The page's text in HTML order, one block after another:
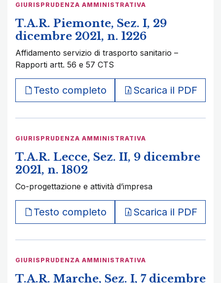
GIURISPRUDENZA AMMINISTRATIVA
T.A.R. Piemonte, Sez. I, 29
dicembre 2021, n. 1226
Affidamento servizio di trasporto sanitario –
Rapporti artt. 56 e 57 CTS
Testo completo Scarica il PDF
GIURISPRUDENZA AMMINISTRATIVA
T.A.R. Lecce, Sez. II, 9 dicembre
2021, n. 1802
Co-progettazione e attività d’impresa
Testo completo Scarica il PDF
GIURISPRUDENZA AMMINISTRATIVA
T.A.R. Marche, Sez. I, 7 dicembre